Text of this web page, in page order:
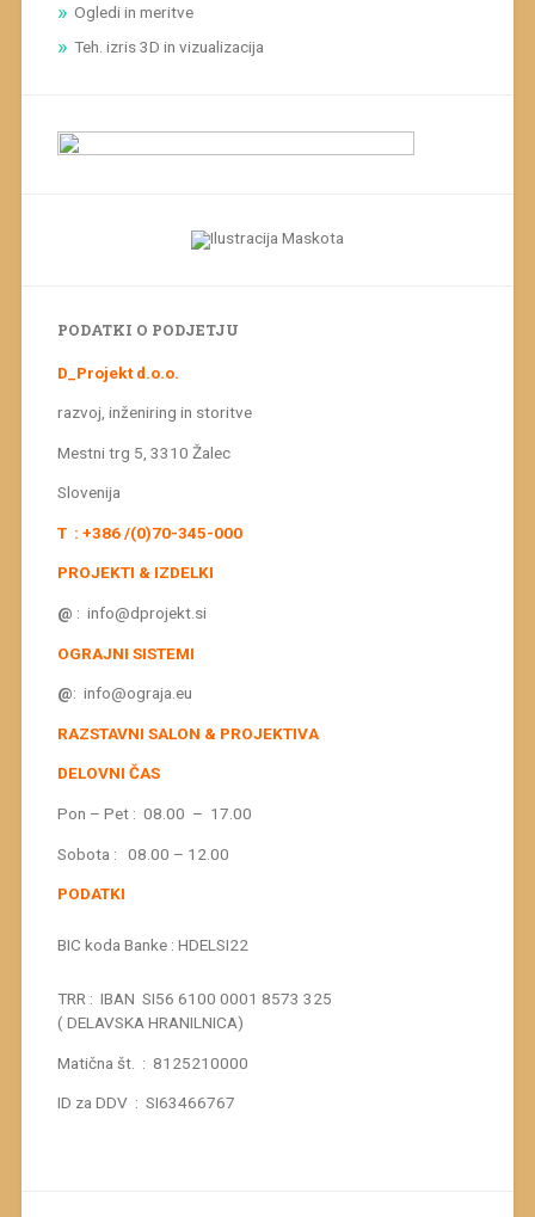
Ogledi in meritve
Teh. izris 3D in vizualizacija
PODATKI O PODJETJU
D_Projekt d.o.o.
razvoj, inženiring in storitve
Mestni trg 5, 3310 Žalec
Slovenija
T : +386 /(0)70-345-000
PROJEKTI & IZDELKI
@ : info@dprojekt.si
OGRAJNI SISTEMI
@: info@ograja.eu
RAZSTAVNI SALON & PROJEKTIVA
DELOVNI ČAS
Pon – Pet : 08.00 – 17.00
Sobota : 08.00 – 12.00
PODATKI
BIC koda Banke : HDELSI22
TRR : IBAN SI56 6100 0001 8573 325
( DELAVSKA HRANILNICA)
Matična št. : 8125210000
ID za DDV : SI63466767